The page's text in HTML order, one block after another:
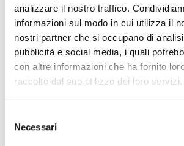
analizzare il nostro traffico.
informazioni sul modo in cui utilizza il
nostri partner che si occupano di
pubblicità e social media, i quali
con altre informazioni che ha fornito
raccolto dal suo utilizzo dei loro servizi.
delNecessari
COLORES: